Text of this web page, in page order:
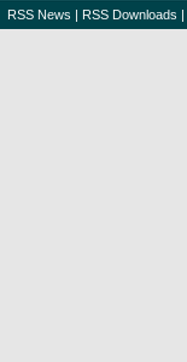
RSS News | RSS Downloads |